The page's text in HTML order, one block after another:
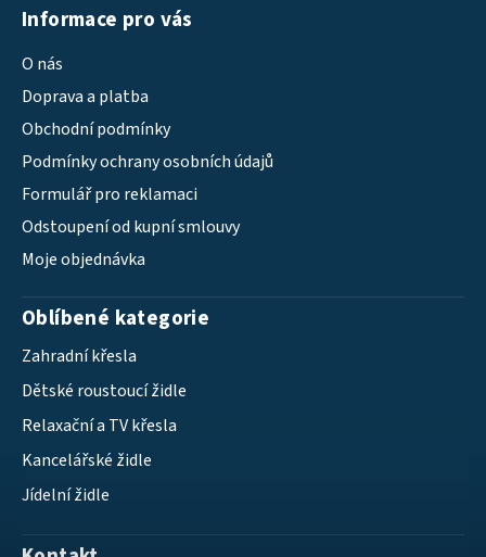
Informace pro vás
O nás
Doprava a platba
Obchodní podmínky
Podmínky ochrany osobních údajů
Formulář pro reklamaci
Odstoupení od kupní smlouvy
Moje objednávka
Oblíbené kategorie
Zahradní křesla
Dětské roustoucí židle
Relaxační a TV křesla
Kancelářské židle
Jídelní židle